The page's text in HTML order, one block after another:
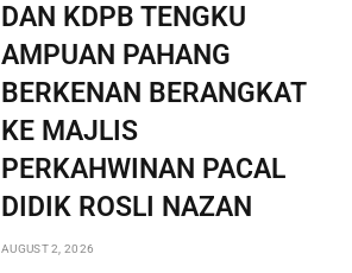
DAN KDPB TENGKU
AMPUAN PAHANG
BERKENAN BERANGKAT
KE MAJLIS
PERKAHWINAN PACAL
DIDIK ROSLI NAZAN
AUGUST 2, 2026